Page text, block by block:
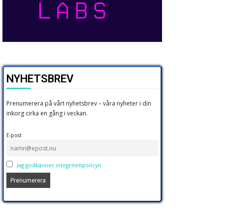
NYHETSBREV
Prenumerera på vårt nyhetsbrev – våra nyheter i din
inkorg cirka en gång i veckan.
E-post
Jag godkänner integritetspolicyn